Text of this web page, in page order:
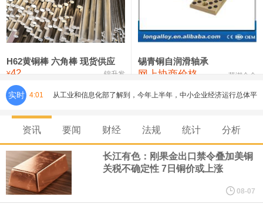
铸造铝合金锭(ZLD104) 24,300—24,500 24,400
压铸锌合金锭 26,500—26,700
氯化镍 38,300—40,300 39,300 0
H62黄铜棒 六角棒 现货供应
¥42 锦升发
锡青铜自润滑轴承
网上协商价格 芜湖合金
实时 4:01 从工业和信息化部了解到，今年上半年，中小企业经济运行总体平
稳，主要指标保持较快增长，企业效益持续改善。今年上半年，规
模以上工业中小企业增加值同比增长5.8%，营业收入同比增长
7.7%，为2023年以来同期最高水平，利润总额同比增长16.9%，为
资讯 要闻 财经 法规 统计 分析
长江有色：刚果金出口禁令叠加美铜
关税不确定性 7日铜价或上涨
08-07